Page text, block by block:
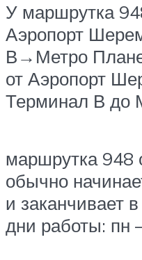
У маршрутка
Аэропорт
В‎→Метро
от Аэропорт
Терминал В до
маршрутка 948
обычно
и заканчивает
дни работы: пн